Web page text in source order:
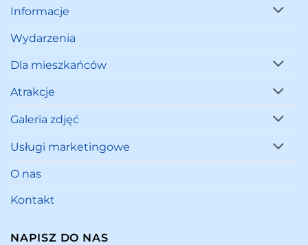
Informacje
Wydarzenia
Dla mieszkańców
Atrakcje
Galeria zdjęć
Usługi marketingowe
O nas
Kontakt
NAPISZ DO NAS